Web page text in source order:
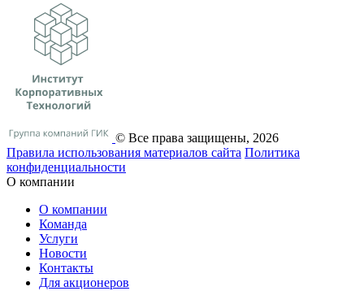
© Все права защищены, 2026
Правила использования материалов сайта Политика
конфиденциальности
О компании
О компании
Команда
Услуги
Новости
Контакты
Для акционеров